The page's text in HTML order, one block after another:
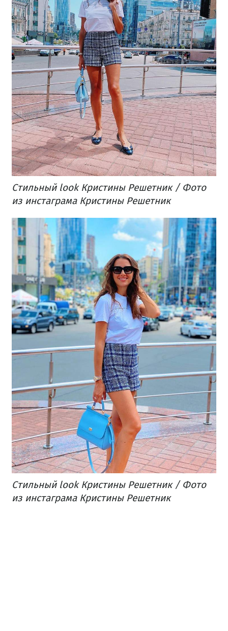
Стильный look Кристины Решетник / Фото
из инстаграма Кристины Решетник
Стильный look Кристины Решетник / Фото
из инстаграма Кристины Решетник